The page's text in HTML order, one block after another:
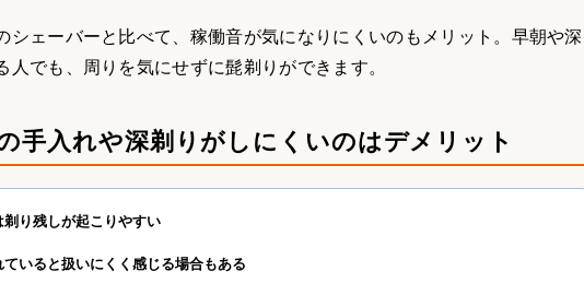
シェーバーと比べて、稼働音が気になりにくいのもメリット。早朝や深
人でも、周りを気にせずに髭剃りができます。
手入れや深剃りがしにくいのはデメリット
剃り残しが起こりやすい
いると扱いにくく感じる場合もある